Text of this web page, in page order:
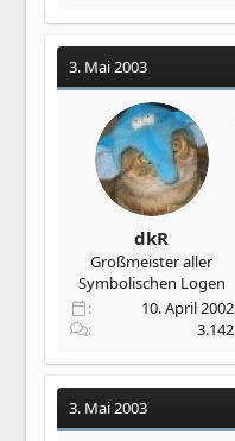
3. Mai 2003
dkR
Großmeister aller
Symbolischen Logen
10. April 2002
3.142
3. Mai 2003